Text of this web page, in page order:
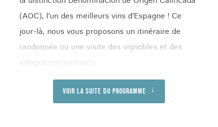
(AOC), l’un des meilleurs vins d’Espagne ! Ce
jour-là, nous vous proposons un itinéraire de
randonnée ou une visite des vignobles et des
villages environnants.
Voir la suite du programme